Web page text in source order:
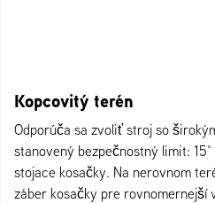
Kopcovitý terén
Odporúča sa zvoliť stroj so
stanovený bezpečnostný limit:
stojace kosačky. Na nerovnom
záber kosačky pre rovnomernejší